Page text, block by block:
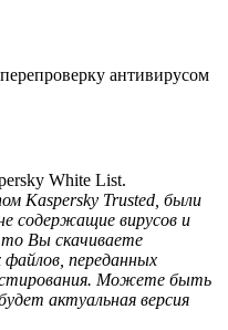
антивирусом
White List.
Kaspersky Trusted, были
содержащие вирусов и
Вы скачиваете
файлов, переданных
Можете быть
актуальная версия